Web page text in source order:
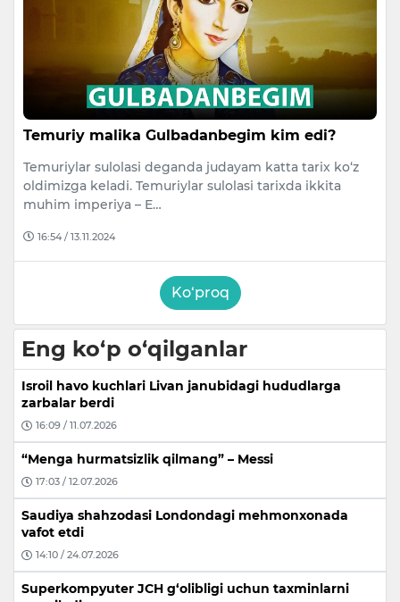
Temuriy malika Gulbadanbegim kim edi?
Temuriylar sulolasi deganda judayam katta tarix ko‘z
oldimizga keladi. Temuriylar sulolasi tarixda ikkita
muhim imperiya – E…
16:54 / 13.11.2024
Ko‘proq
Eng ko‘p o‘qilganlar
Isroil havo kuchlari Livan janubidagi hududlarga
zarbalar berdi
16:09 / 11.07.2026
“Menga hurmatsizlik qilmang” – Messi
17:03 / 12.07.2026
Saudiya shahzodasi Londondagi mehmonxonada
vafot etdi
14:10 / 24.07.2026
Superkompyuter JCH g‘olibligi uchun taxminlarni